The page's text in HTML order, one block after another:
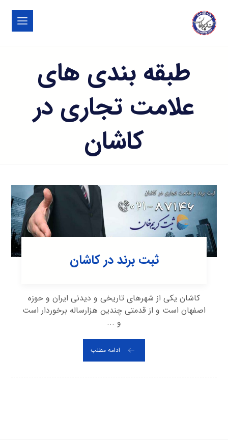
طبقه بندی های
علامت تجاری در
کاشان
ثبت برند در کاشان
کاشان یکی از شهرهای تاریخی و دیدنی ایران و حوزه
اصفهان است و از قدمتی چندین هزارساله برخوردار است
و ...
ادامه مطلب